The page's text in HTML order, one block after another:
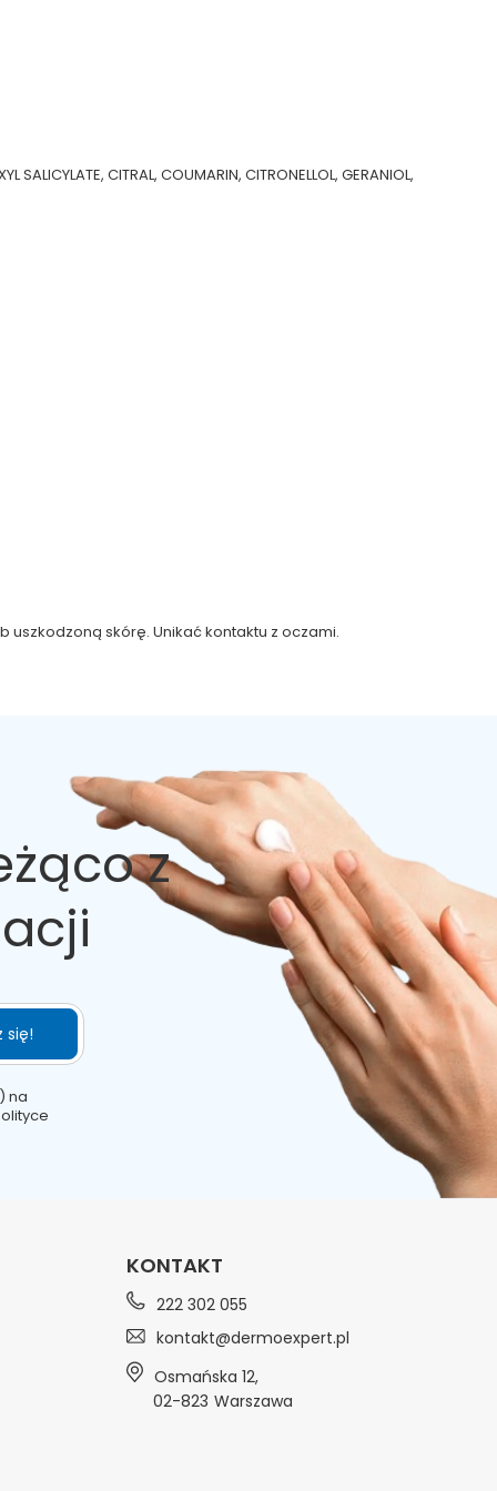
SALICYLATE, CITRAL, COUMARIN, CITRONELLOL, GERANIOL,
skórę. Unikać kontaktu z oczami.
z
na
się!
KONTAKT
222 302 055
kontakt@dermoexpert.pl
Osmańska 12,
02-823 Warszawa